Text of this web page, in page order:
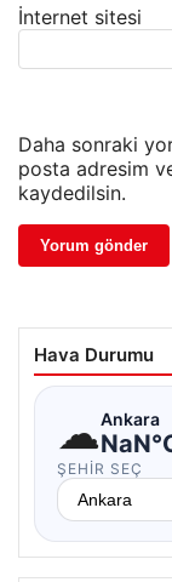
İnternet sitesi
Daha sonraki
posta adresim
kaydedilsin.
Hava Durumu
☁Ankara
ŞEHIR SEÇ